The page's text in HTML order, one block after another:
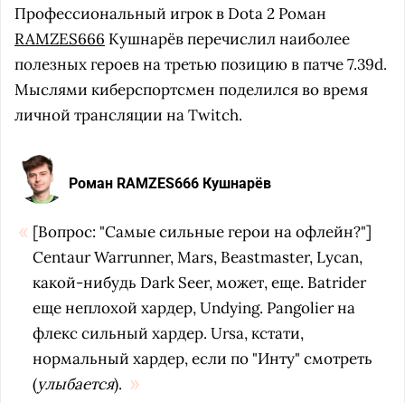
Профессиональный игрок в Dota 2 Роман
RAMZES666 Кушнарёв перечислил наиболее
полезных героев на третью позицию в патче 7.39d.
Мыслями киберспортсмен поделился во время
личной трансляции на Twitch.
Роман RAMZES666 Кушнарёв
[Вопрос: "Самые сильные герои на офлейн?"]
Centaur Warrunner, Mars, Beastmaster, Lycan,
какой-нибудь Dark Seer, может, еще. Batrider
еще неплохой хардер, Undying. Pangolier на
флекс сильный хардер. Ursa, кстати,
нормальный хардер, если по "Инту" смотреть
(улыбается).